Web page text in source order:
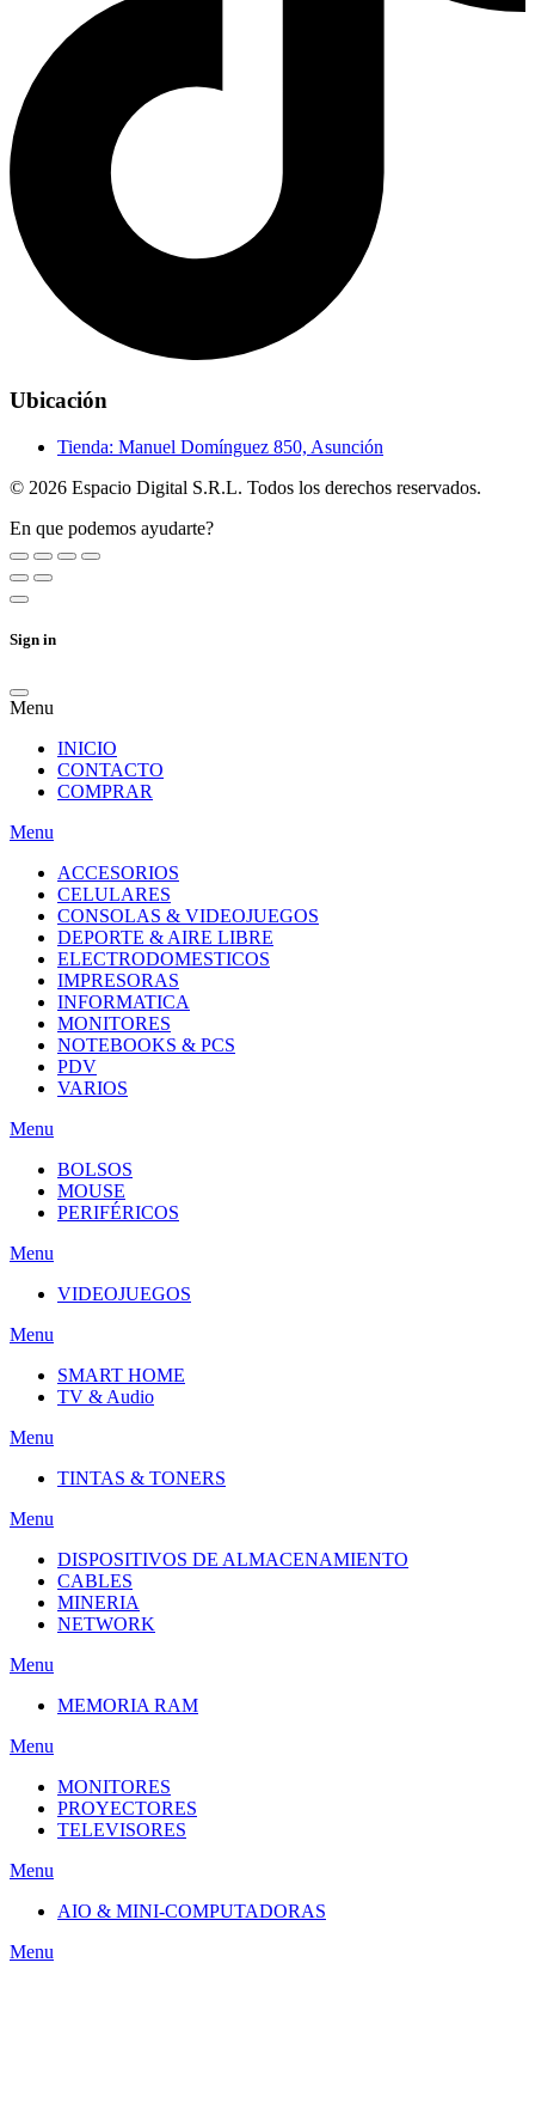
Ubicación
Tienda: Manuel Domínguez 850, Asunción
© 2026 Espacio Digital S.R.L. Todos los derechos reservados.
En que podemos ayudarte?
Sign in
Menu
INICIO
CONTACTO
COMPRAR
Menu
ACCESORIOS
CELULARES
CONSOLAS & VIDEOJUEGOS
DEPORTE & AIRE LIBRE
ELECTRODOMESTICOS
IMPRESORAS
INFORMATICA
MONITORES
NOTEBOOKS & PCS
PDV
VARIOS
Menu
BOLSOS
MOUSE
PERIFÉRICOS
Menu
VIDEOJUEGOS
Menu
SMART HOME
TV & Audio
Menu
TINTAS & TONERS
Menu
DISPOSITIVOS DE ALMACENAMIENTO
CABLES
MINERIA
NETWORK
Menu
MEMORIA RAM
Menu
MONITORES
PROYECTORES
TELEVISORES
Menu
AIO & MINI-COMPUTADORAS
Menu